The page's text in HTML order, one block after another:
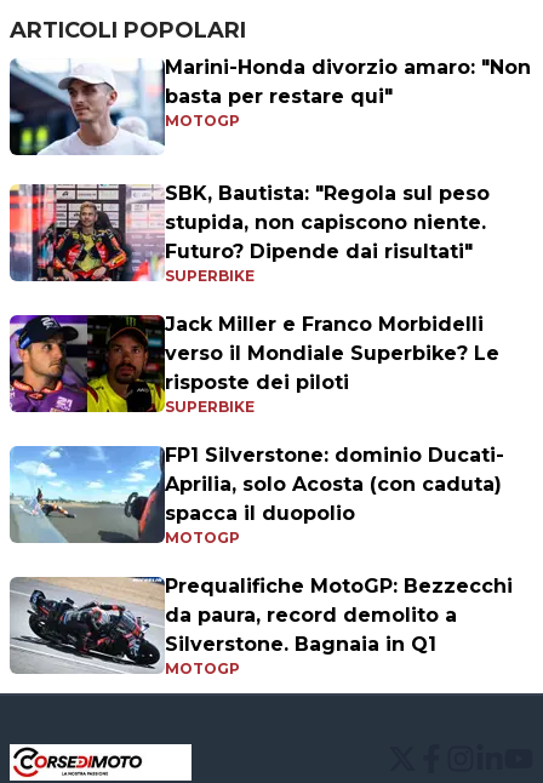
ARTICOLI POPOLARI
Marini-Honda divorzio amaro: "Non
basta per restare qui"
MOTOGP
SBK, Bautista: "Regola sul peso
stupida, non capiscono niente.
Futuro? Dipende dai risultati"
SUPERBIKE
Jack Miller e Franco Morbidelli
verso il Mondiale Superbike? Le
risposte dei piloti
SUPERBIKE
FP1 Silverstone: dominio Ducati-
Aprilia, solo Acosta (con caduta)
spacca il duopolio
MOTOGP
Prequalifiche MotoGP: Bezzecchi
da paura, record demolito a
Silverstone. Bagnaia in Q1
MOTOGP